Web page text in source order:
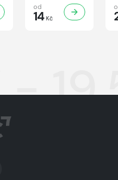
od
14Kč
-
SVĚTLÝ/TMAVÝ REŽIM